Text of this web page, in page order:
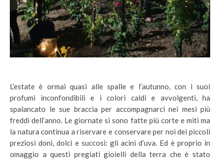
L’estate è ormai quasi alle spalle e l’autunno, con i suoi
profumi inconfondibili e i colori caldi e avvolgenti, ha
spalancato le sue braccia per accompagnarci nei mesi più
freddi dell’anno. Le giornate si sono fatte più corte e miti ma
la natura continua a riservare e conservare per noi dei piccoli
preziosi doni, dolci e succosi: gli acini d’uva. Ed è proprio in
omaggio a questi pregiati gioielli della terra che è stato